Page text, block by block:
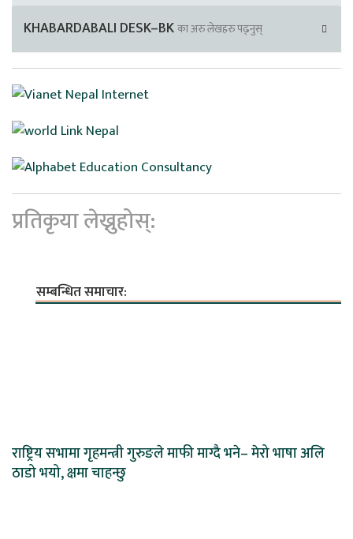
KHABARDABALI DESK–BKका अरु लेखहरु पढ्नुस्
प्रतिकृया लेख्नुहोस्:
सम्बन्धित समाचार:
राष्ट्रिय सभामा गृहमन्त्री गुरुङले माफी माग्दै भने– मेरो भाषा अलि
ठाडो भयो, क्षमा चाहन्छु